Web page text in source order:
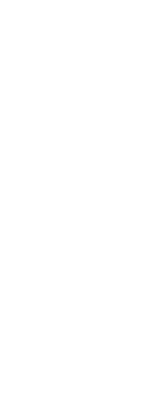
Jumat
Muharram